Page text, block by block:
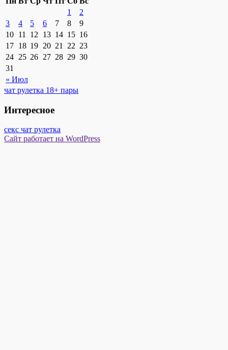
« Июл
1
2
3
4 5 6 7 8
9
10 11 12 13 14 15 16
17 18 19 20 21 22 23
24 25 26 27 28 29 30
31
чат рулетка 18+ пары
Интересное
секс чат рулетка
Сайт работает на WordPress